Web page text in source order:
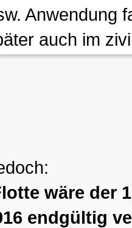
Anwendung
auch im
wäre der
endgültig